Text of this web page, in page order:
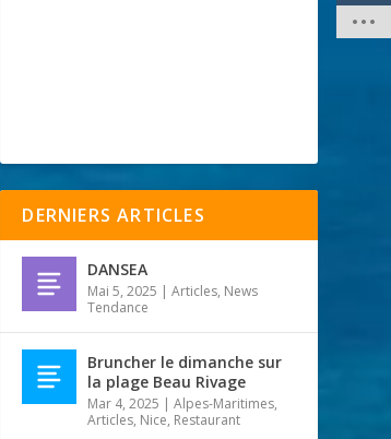
DERNIERS ARTICLES
DANSEA
Mai 5, 2025 |Articles, News
Tendance
Bruncher le dimanche sur
la plage Beau Rivage
Mar 4, 2025 |Alpes-Maritimes,
Articles, Nice, Restaurant